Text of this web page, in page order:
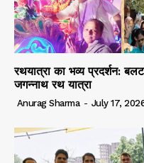
रथयात्रा का भव्य प्रदर्शन:
जगन्नाथ रथ यात्रा
Anurag Sharma - July 17,